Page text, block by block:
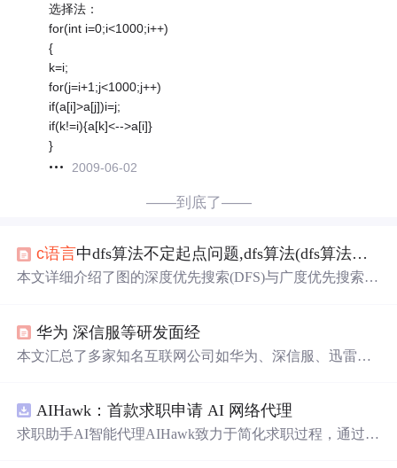
选择法：
for(int i=0;i<1000;i++)
{
k=i;
for(j=i+1;j<1000;j++)
if(a[i]>a[j])i=j;
if(k!=i){a[k]<-->a[i]}
}
2009-06-02
——到底了——
c语言中dfs算法不定起点问题,dfs算法(dfs算法例子)
本文详细介绍了图的深度优先搜索(DFS)与广度优先搜索(B
行了讨论。
华为 深信服等研发面经
本文汇总了多家知名互联网公司如华为、深信服、迅雷、
术领域的常见面试问题及答案。
AIHawk：首款求职申请 AI 网络代理
求职助手AI智能代理AIHawk致力于简化求职过程，通过自